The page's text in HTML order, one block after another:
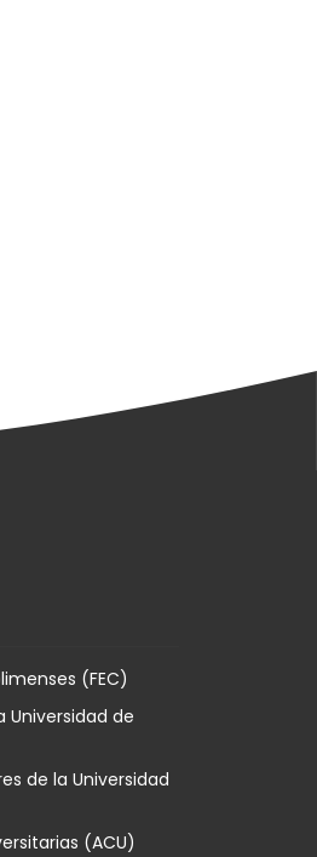
(FEC)
Universidad de
de la Universidad
(ACU)